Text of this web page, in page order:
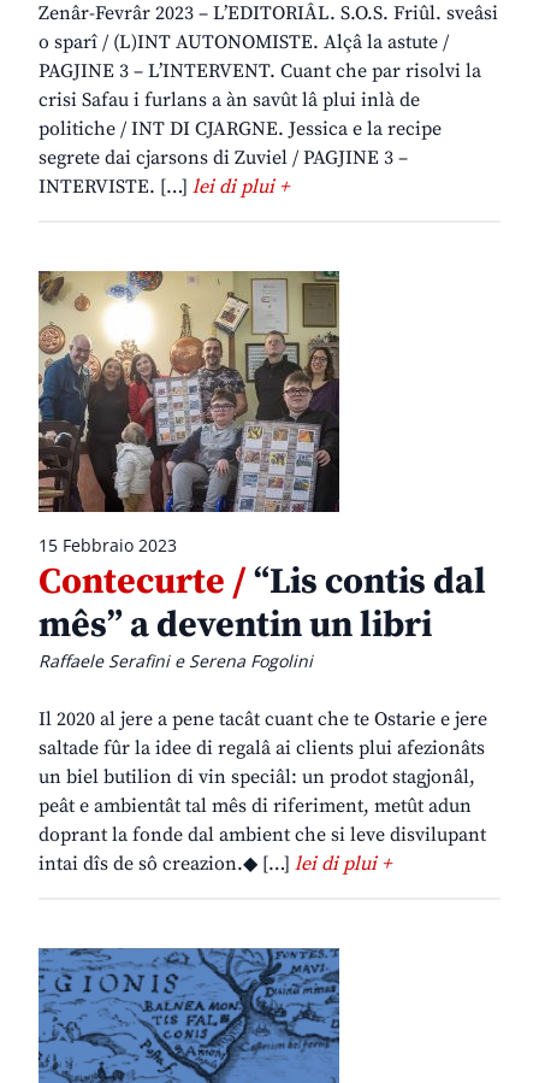
Zenâr-Fevrâr 2023 – L’EDITORIÂL. S.O.S. Friûl. sveâsi
o sparî / (L)INT AUTONOMISTE. Alçâ la astute /
PAGJINE 3 – L’INTERVENT. Cuant che par risolvi la
crisi Safau i furlans a àn savût lâ plui inlà de
politiche / INT DI CJARGNE. Jessica e la recipe
segrete dai cjarsons di Zuviel / PAGJINE 3 –
INTERVISTE. […] lei di plui +
15 Febbraio 2023
Contecurte /“Lis contis dal
mês” a deventin un libri
Raffaele Serafini e Serena Fogolini
Il 2020 al jere a pene tacât cuant che te Ostarie e jere
saltade fûr la idee di regalâ ai clients plui afezionâts
un biel butilion di vin speciâl: un prodot stagjonâl,
peât e ambientât tal mês di riferiment, metût adun
doprant la fonde dal ambient che si leve disvilupant
intai dîs de sô creazion.◆ […] lei di plui +